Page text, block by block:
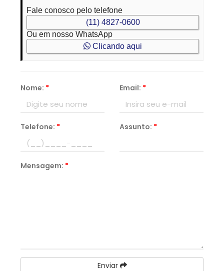
Fale conosco pelo telefone
(11) 4827-0600
Ou em nosso WhatsApp
Clicando aqui
Nome: * Email: *
Telefone: * Assunto: *
Mensagem: *
Enviar